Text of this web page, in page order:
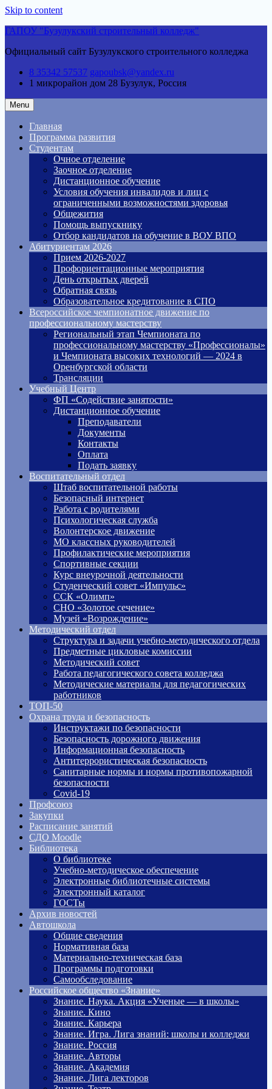
Skip to content
ГАПОУ "Бузулукский строительный колледж"
Официальный сайт Бузулукского строительного колледжа
8 35342 57537 gapoubsk@yandex.ru
1 микрорайон дом 28 Бузулук, Россия
Menu
Главная
Программа развития
Студентам
Очное отделение
Заочное отделение
Дистанционное обучение
Условия обучения инвалидов и лиц с
ограниченными возможностями здоровья
Общежития
Помощь выпускнику
Отбор кандидатов на обучение в ВОУ ВПО
Абитуриентам 2026
Прием 2026-2027
Профориентационные мероприятия
День открытых дверей
Обратная связь
Образовательное кредитование в СПО
Всероссийское чемпионатное движение по
профессиональному мастерству
Региональный этап Чемпионата по
профессиональному мастерству «Профессионалы»
и Чемпионата высоких технологий — 2024 в
Оренбургской области
Трансляции
Учебный Центр
ФП «Содействие занятости»
Дистанционное обучение
Преподаватели
Документы
Контакты
Оплата
Подать заявку
Воспитательный отдел
Штаб воспитательной работы
Безопасный интернет
Работа с родителями
Психологическая служба
Волонтерское движение
МО классных руководителей
Профилактические мероприятия
Спортивные секции
Курс внеурочной деятельности
Студенческий совет «Импульс»
ССК «Олимп»
СНО «Золотое сечение»
Музей «Возрождение»
Методический отдел
Структура и задачи учебно-методического отдела
Предметные цикловые комиссии
Методический совет
Работа педагогического совета колледжа
Методические материалы для педагогических
работников
ТОП-50
Охрана труда и безопасность
Инструктажи по безопасности
Безопасность дорожного движения
Информационная безопасность
Антитеррористическая безопасность
Санитарные нормы и нормы противопожарной
безопасности
Covid-19
Профсоюз
Закупки
Расписание занятий
СДО Moodle
Библиотека
О библиотеке
Учебно-методическое обеспечение
Электронные библиотечные системы
Электронный каталог
ГОСТы
Архив новостей
Автошкола
Общие сведения
Нормативная база
Материально-техническая база
Программы подготовки
Самообследование
Российское общество «Знание»
Знание. Наука. Акция «Ученые — в школы»
Знание. Кино
Знание. Карьера
Знание. Игра. Лига знаний: школы и колледжи
Знание. Россия
Знание. Авторы
Знание. Академия
Знание. Лига лекторов